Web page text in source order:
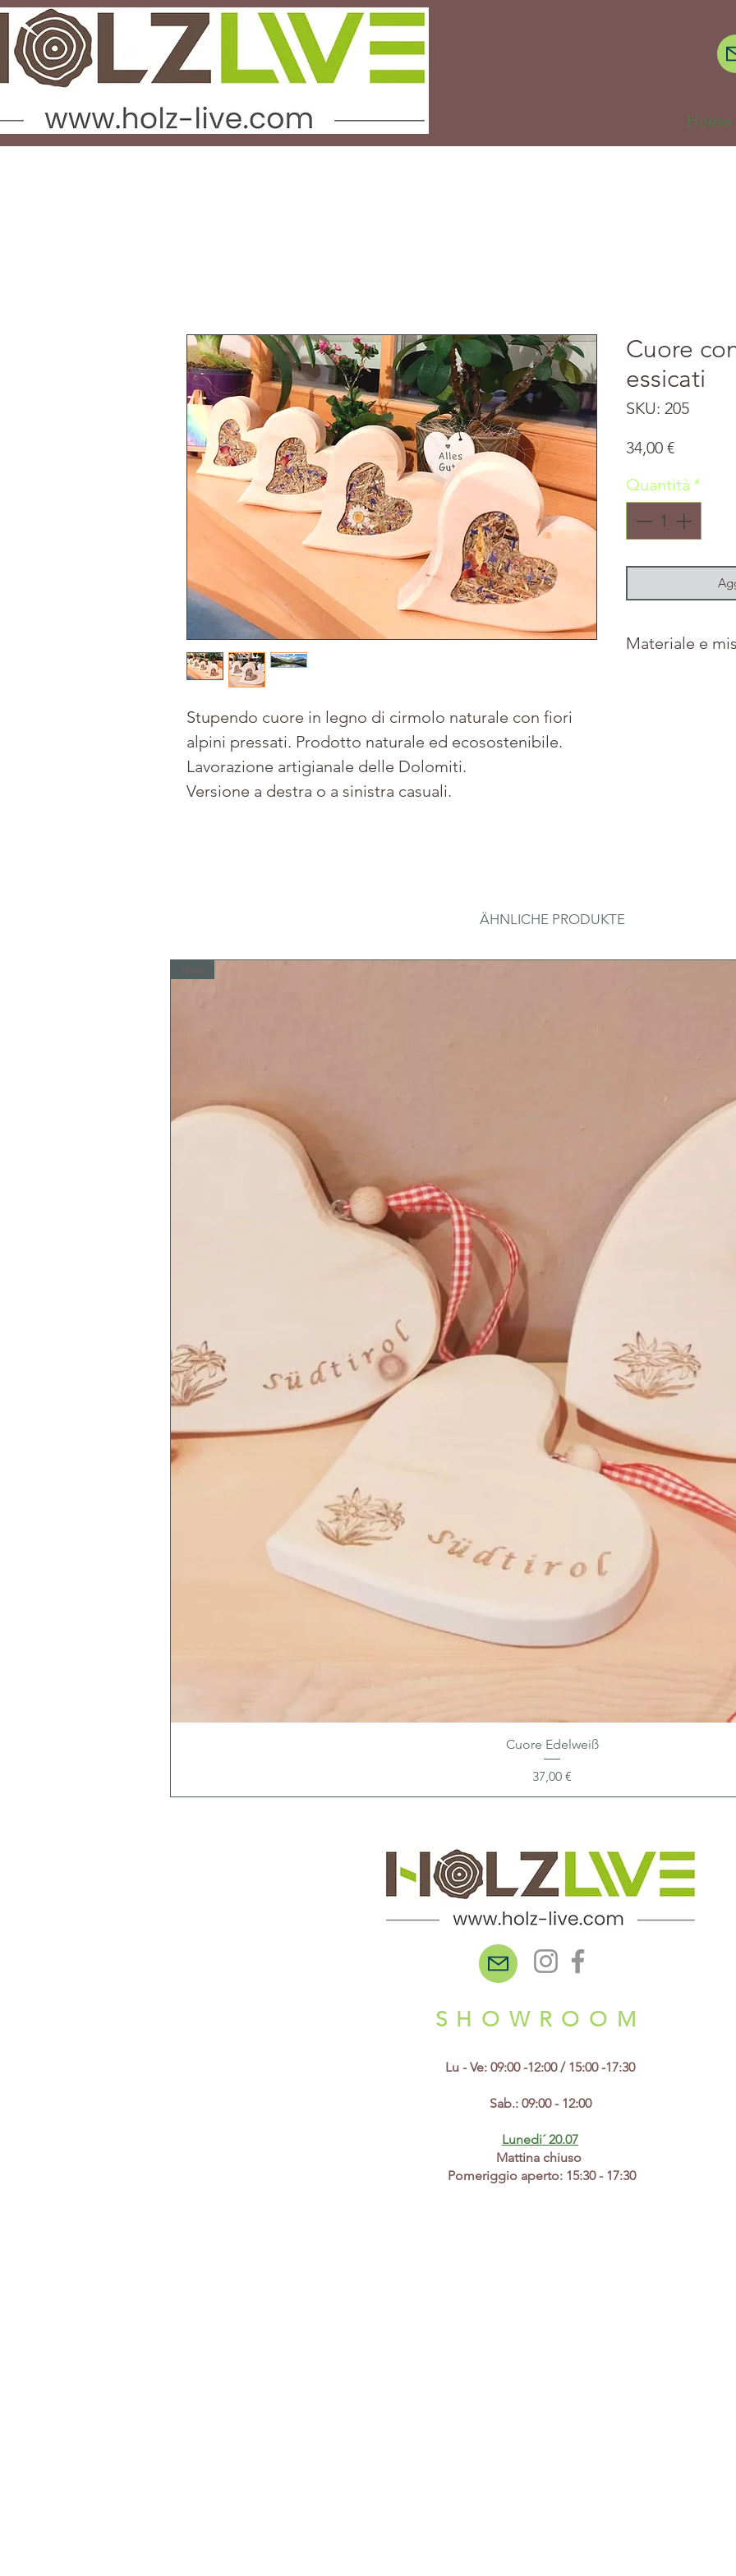
Home
Stupendo cuore in legno di cirmolo naturale con fiori
alpini pressati. Prodotto naturale ed ecosostenibile.
Lavorazione artigianale delle Dolomiti.
Versione a destra o a sinistra casuali.
Cuore
essicati
SKU: 205
34,00 €Prezzo
Quantità *
Materiale e
ÄHNLICHE PRODUKTE
New
Cuore Edelweiß
Prezzo
37,00 €
SHOWROOM
Lu - Ve: 09:00 -12:00 / 15:00 -17:30
Sab.: 09:00 - 12:00
Lunedi´ 20.07
​Mattina chiuso
Pomeriggio aperto: 15:30 - 17:30